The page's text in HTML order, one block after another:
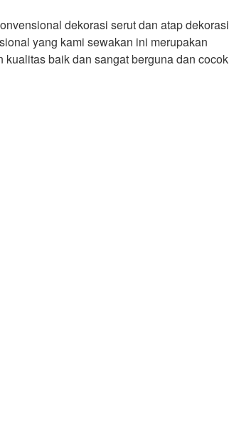
dekorasi serut dan atap dekorasi
yang kami sewakan ini merupakan
baik dan sangat berguna dan cocok